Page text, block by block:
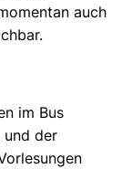
auch
im Bus
und der